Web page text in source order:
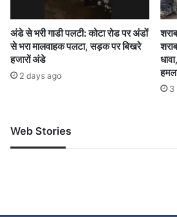
अंडे से भरी गाडी पलटी: कोटा रोड पर अंडों
से भरा मालवाहक पलटा, सड़क पर बिखरे
हजारों अंडे
2 days ago
3
Web Stories
जम्मू-कश्मीर में बारिश से
अपडेट